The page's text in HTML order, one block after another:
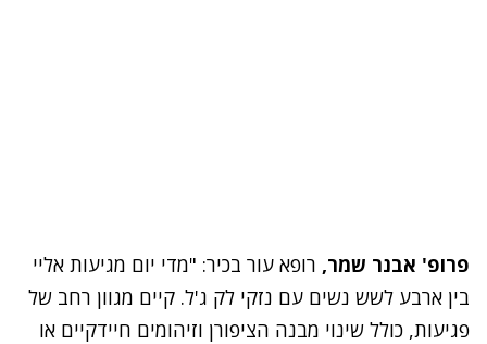
פרופ' אבנר שמר, רופא עור בכיר: "מדי יום מגיעות אליי
בין ארבע לשש נשים עם נזקי לק ג'ל. קיים מגוון רחב של
פגיעות, כולל שינוי מבנה הציפורן וזיהומים חיידקיים או